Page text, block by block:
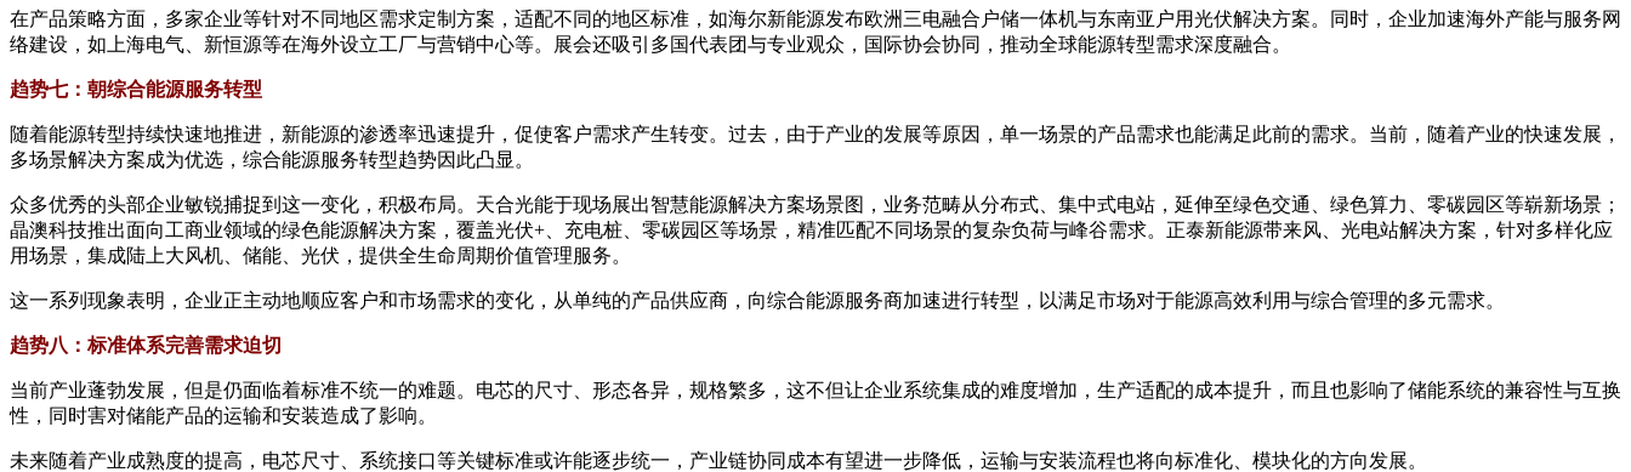
在产品策略方面，多家企业等针对不同地区需求定制方案，适配不同的地区标准，如海尔新能源发布欧洲三电融合户储一体机与东南亚户用光伏解决方案。同时，企业加速海外产能与服务网
络建设，如上海电气、新恒源等在海外设立工厂与营销中心等。展会还吸引多国代表团与专业观众，国际协会协同，推动全球能源转型需求深度融合。
趋势七：朝综合能源服务转型
随着能源转型持续快速地推进，新能源的渗透率迅速提升，促使客户需求产生转变。过去，由于产业的发展等原因，单一场景的产品需求也能满足此前的需求。当前，随着产业的快速发展，
多场景解决方案成为优选，综合能源服务转型趋势因此凸显。
众多优秀的头部企业敏锐捕捉到这一变化，积极布局。天合光能于现场展出智慧能源解决方案场景图，业务范畴从分布式、集中式电站，延伸至绿色交通、绿色算力、零碳园区等崭新场景；
晶澳科技推出面向工商业领域的绿色能源解决方案，覆盖光伏+、充电桩、零碳园区等场景，精准匹配不同场景的复杂负荷与峰谷需求。正泰新能源带来风、光电站解决方案，针对多样化应
用场景，集成陆上大风机、储能、光伏，提供全生命周期价值管理服务。
这一系列现象表明，企业正主动地顺应客户和市场需求的变化，从单纯的产品供应商，向综合能源服务商加速进行转型，以满足市场对于能源高效利用与综合管理的多元需求。
趋势八：标准体系完善需求迫切
当前产业蓬勃发展，但是仍面临着标准不统一的难题。电芯的尺寸、形态各异，规格繁多，这不但让企业系统集成的难度增加，生产适配的成本提升，而且也影响了储能系统的兼容性与互换
性，同时害对储能产品的运输和安装造成了影响。
未来随着产业成熟度的提高，电芯尺寸、系统接口等关键标准或许能逐步统一，产业链协同成本有望进一步降低，运输与安装流程也将向标准化、模块化的方向发展。